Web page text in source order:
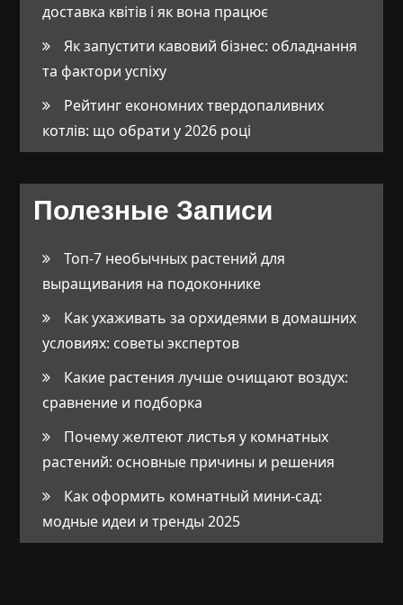
доставка квітів і як вона працює
Як запустити кавовий бізнес: обладнання
та фактори успіху
Рейтинг економних твердопаливних
котлів: що обрати у 2026 році
Полезные Записи
Топ-7 необычных растений для
выращивания на подоконнике
Как ухаживать за орхидеями в домашних
условиях: советы экспертов
Какие растения лучше очищают воздух:
сравнение и подборка
Почему желтеют листья у комнатных
растений: основные причины и решения
Как оформить комнатный мини-сад:
модные идеи и тренды 2025